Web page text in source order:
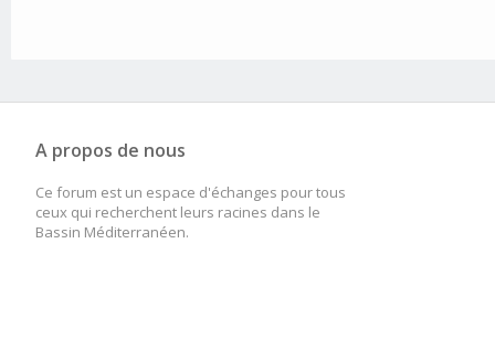
A propos de nous
Ce forum est un espace d'échanges pour tous
ceux qui recherchent leurs racines dans le
Bassin Méditerranéen.